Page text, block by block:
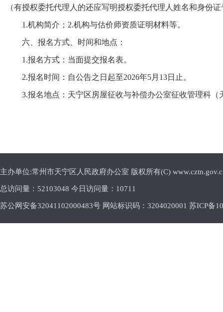
（有授权委托代理人的还应写明授权委托代理人姓名和身份
1.机构简介；2.机构与估价师资质证明材料等。
六、报名方式、时间和地点：
1.报名方式：当面提交报名表。
2.报名时间：自公告之日起至2026年5月13日止。
3.报名地点：天宁区房屋征收与补偿办公室征收管理科
主办单位:常州市天宁区人民政府办公室 版权所有(C)
总访问量： 52103048 今日访问量： 10711
苏公网安备32041102000483号 网站标识码：3204020001 苏ICP备